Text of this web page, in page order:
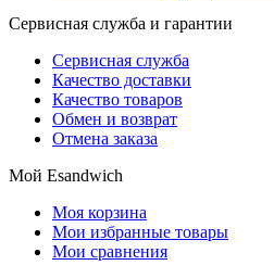
Сервисная служба и гарантии
Сервисная служба
Качество доставки
Качество товаров
Обмен и возврат
Отмена заказа
Мой Esandwich
Моя корзина
Мои избранные товары
Мои сравнения